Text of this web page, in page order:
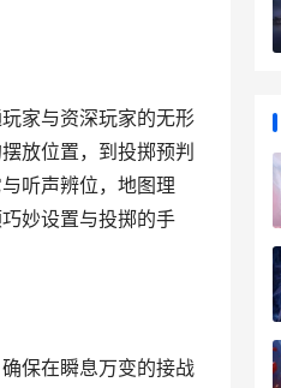
家与资深玩家的无形
放位置，到投掷预判
听声辨位，地图理
妙设置与投掷的手
保在瞬息万变的接战